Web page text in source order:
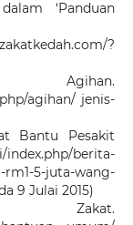
‘Panduan
?
agihan/ jenis-
Bantu Pesakit
berita-
5-juta-wang-
9 Julai 2015)